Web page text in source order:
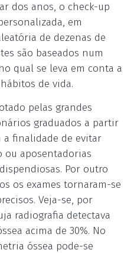
dos anos, o check-up
em
de dezenas de
são baseados num
qual se leva em conta a
de vida.
pelas grandes
graduados a partir
a finalidade de evitar
ou aposentadorias
Por outro
os exames tornaram-se
Veja-se, por
radiografia detectava
acima de 30%. No
óssea pode-se